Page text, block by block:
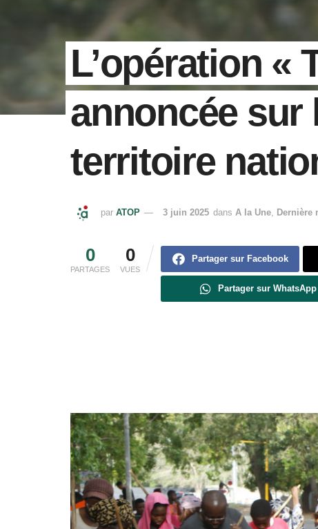
L’opération «
annoncée sur
territoire
par ATOP 3 juin 2025 dans A la Une, Dernière
0
PARTAGES
0
VUES
Partager sur Facebook
Partager sur WhatsApp